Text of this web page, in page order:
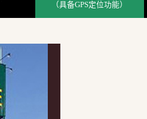
（具备GPS定位功能）